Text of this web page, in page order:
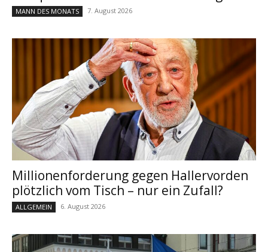
MANN DES MONATS 7. August 2026
Millionenforderung gegen Hallervorden
plötzlich vom Tisch – nur ein Zufall?
ALLGEMEIN 6. August 2026